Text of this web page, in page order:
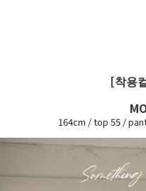
[착용
164cm / top 55 /